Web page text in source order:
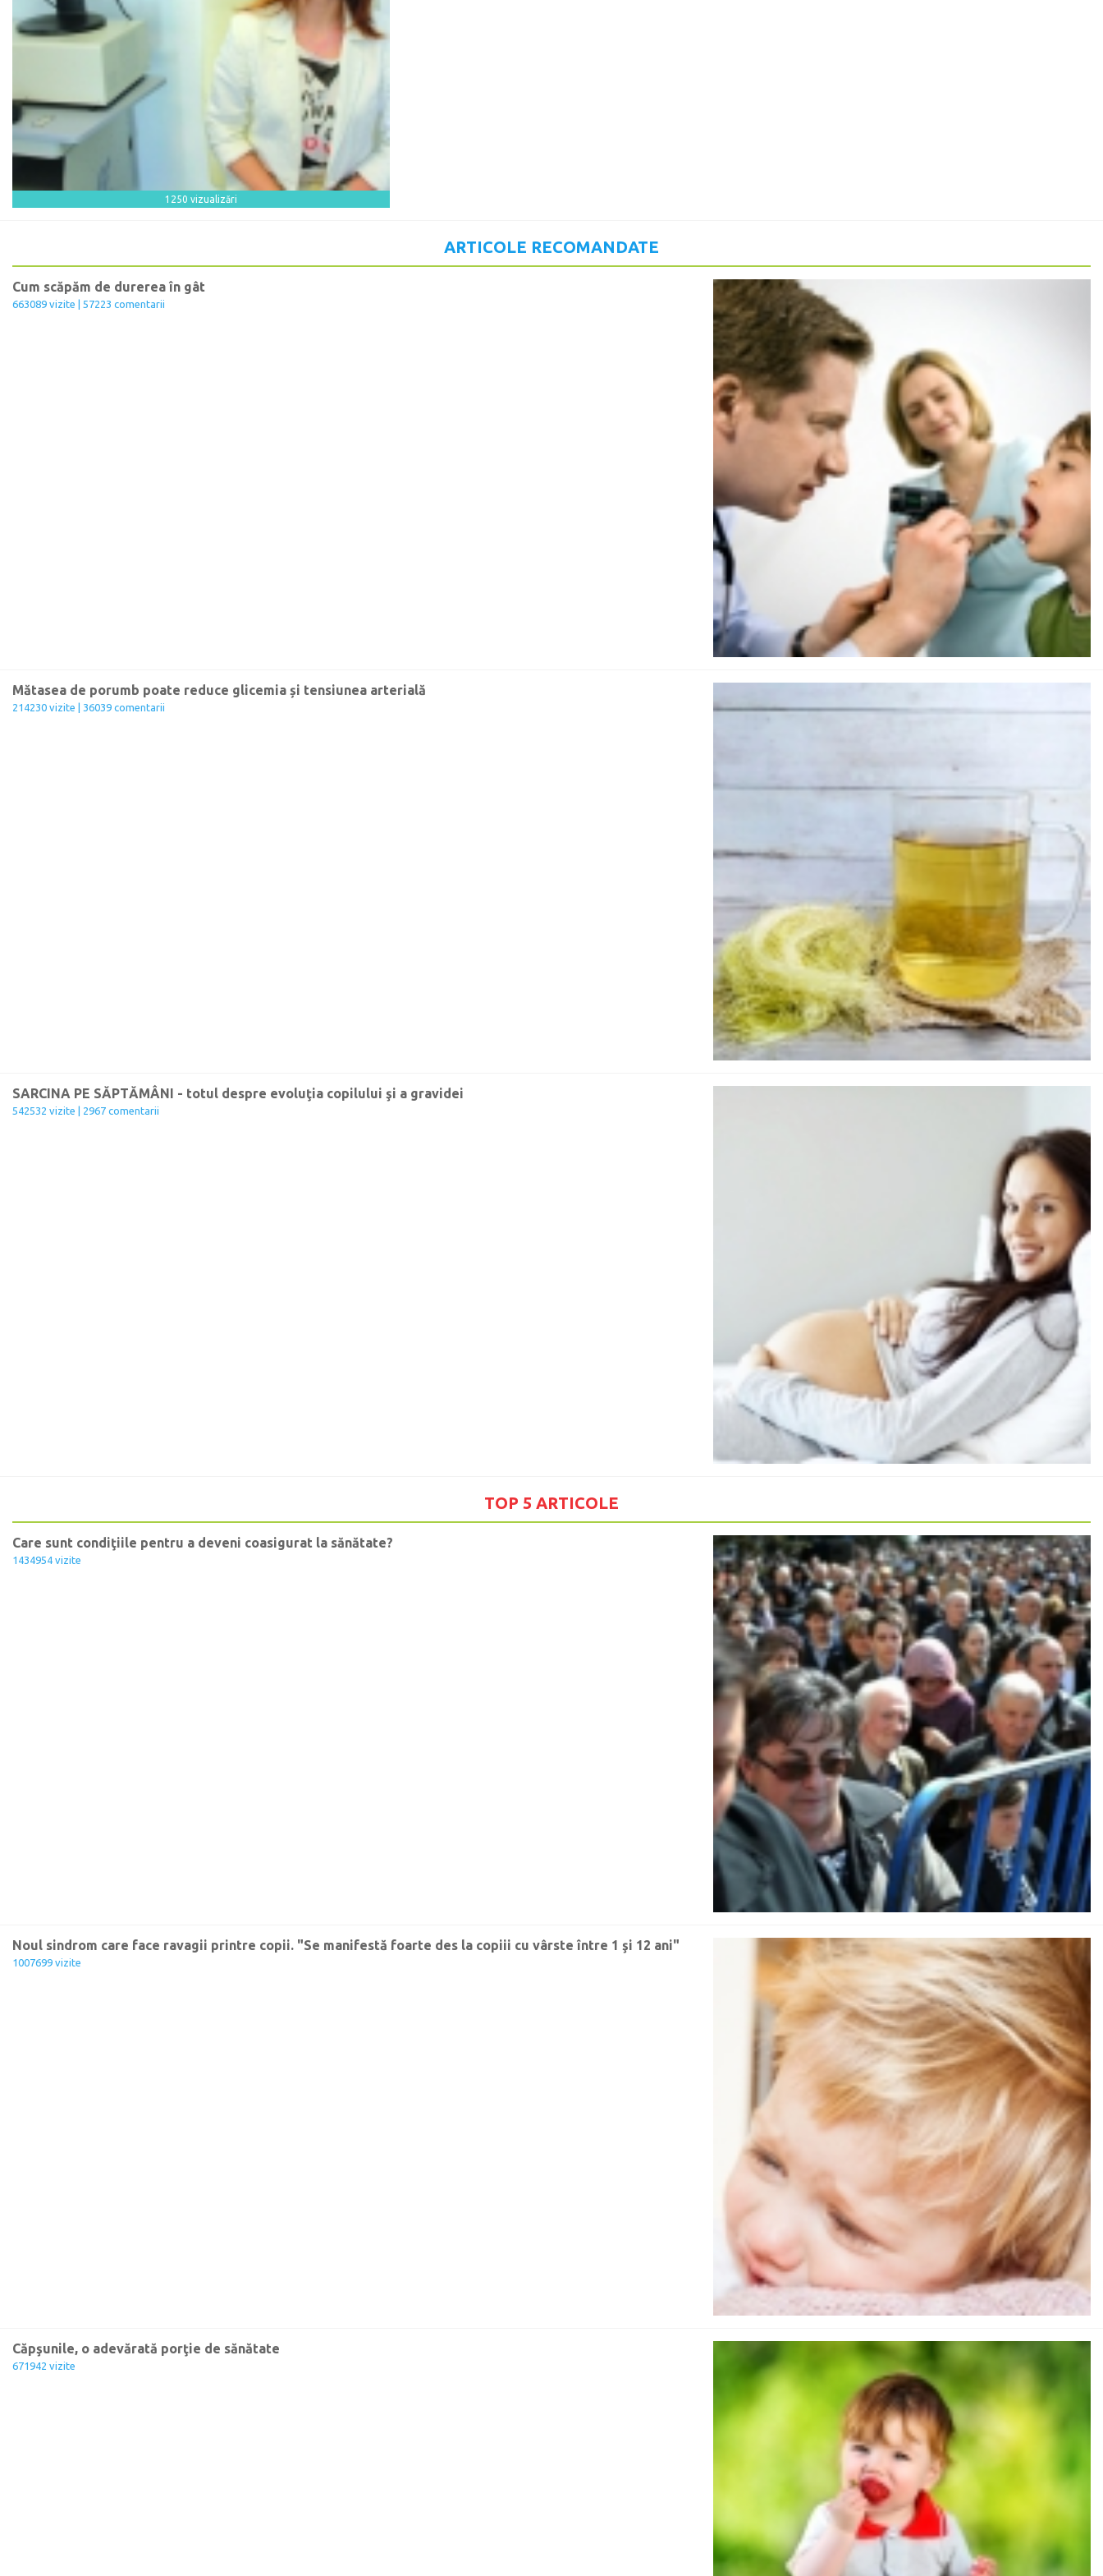
1250 vizualizări
ARTICOLE RECOMANDATE
Cum scăpăm de durerea în gât
663089 vizite | 57223 comentarii
Mătasea de porumb poate reduce glicemia și tensiunea arterială
214230 vizite | 36039 comentarii
SARCINA PE SĂPTĂMÂNI - totul despre evoluţia copilului şi a gravidei
542532 vizite | 2967 comentarii
TOP 5 ARTICOLE
Care sunt condiţiile pentru a deveni coasigurat la sănătate?
1434954 vizite
Noul sindrom care face ravagii printre copii. "Se manifestă foarte des la copiii cu vârste între 1 şi 12 ani"
1007699 vizite
Căpşunile, o adevărată porţie de sănătate
671942 vizite